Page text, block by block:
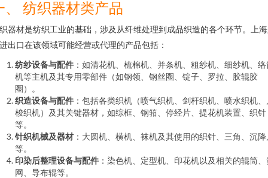
、 纺织器材类产品
器材是纺织工业的基础，涉及从纤维处理到成品织造的各个环节。上
出口在该领域可能经营或代理的产品包括：
纺纱设备与配件 ：如清花机、梳棉机、并条机、粗纱机、细纱机、络
机等主机及其专用零部件（如钢领、钢丝圈、锭子、罗拉、胶辊胶
圈）。
织造设备与配件 ：包括各类织机（喷气织机、剑杆织机、喷水织机、
梭织机）及其关键器材，如综框、钢筘、停经片、提花机装置、织针
等。
针织机械及器材 ：大圆机、横机、袜机及其使用的织针、三角、沉降
等。
印染后整理设备与配件 ：染色机、定型机、印花机以及相关的辊筒
网、导布辊等。